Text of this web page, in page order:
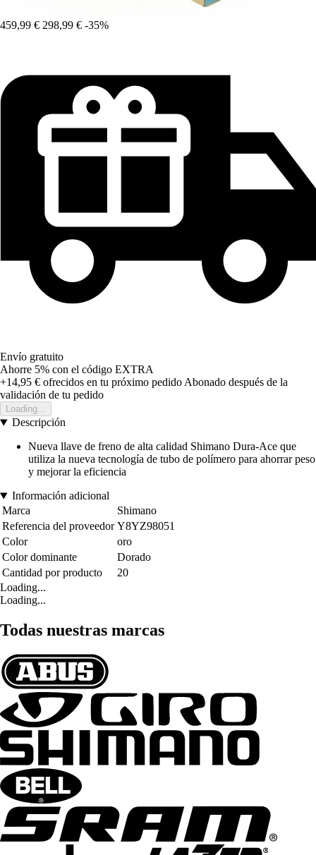
459,99 € 298,99 € -35%
Envío gratuito
Ahorre 5% con el código EXTRA
+14,95 € ofrecidos en tu próximo pedido Abonado después de la
validación de tu pedido
Loading...
Descripción
Nueva llave de freno de alta calidad Shimano Dura-Ace que
utiliza la nueva tecnología de tubo de polímero para ahorrar peso
y mejorar la eficiencia
Información adicional
Marca
Shimano
Referencia del proveedor Y8YZ98051
Color
oro
Color dominante
Dorado
Cantidad por producto
20
Loading...
Loading...
Todas nuestras marcas